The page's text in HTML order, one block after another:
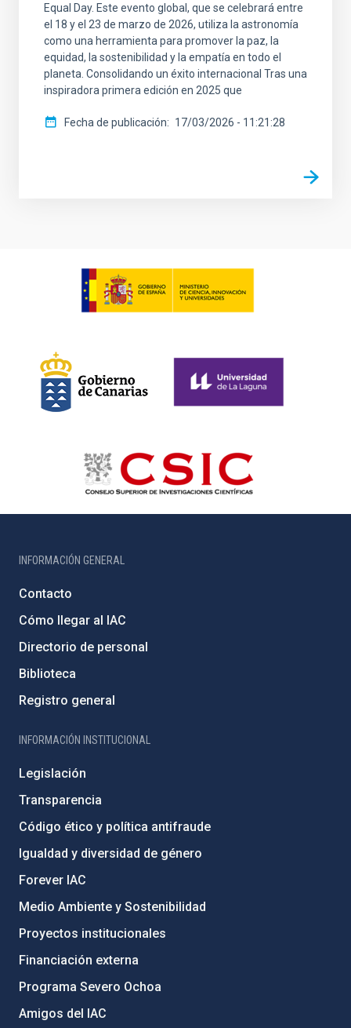
Equal Day. Este evento global, que se celebrará entre
el 18 y el 23 de marzo de 2026, utiliza la astronomía
como una herramienta para promover la paz, la
equidad, la sostenibilidad y la empatía en todo el
planeta. Consolidando un éxito internacional Tras una
inspiradora primera edición en 2025 que
Fecha de publicación 17/03/2026 - 11:21:28
INFORMACIÓN GENERAL
Contacto
Cómo llegar al IAC
Directorio de personal
Biblioteca
Registro general
INFORMACIÓN INSTITUCIONAL
Legislación
Transparencia
Código ético y política antifraude
Igualdad y diversidad de género
Forever IAC
Medio Ambiente y Sostenibilidad
Proyectos institucionales
Financiación externa
Programa Severo Ochoa
Amigos del IAC